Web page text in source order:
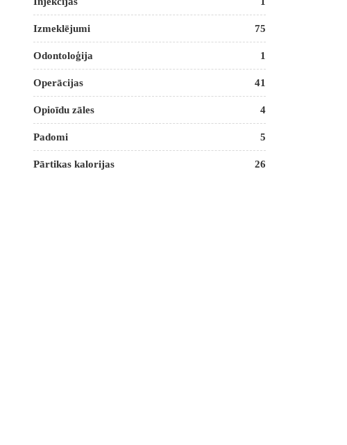
Izmeklējumi 75
Odontoloģija 1
Operācijas 41
Opioīdu zāles 4
Padomi 5
Pārtikas kalorijas 26